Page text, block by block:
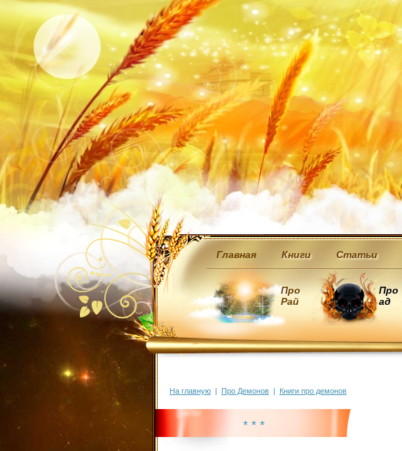
Главная Книги Статьи
Про
Рай
Про
ад
На главную | Про Демонов | Книги про демонов
* * *